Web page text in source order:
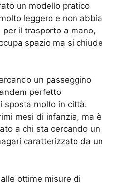
un modello pratico
leggero e non abbia
per il trasporto a mano,
spazio ma si chiude
un passeggino
perfetto
sposta molto in città.
mesi di infanzia, ma è
a chi sta cercando un
caratterizzato da un
ottime misure di